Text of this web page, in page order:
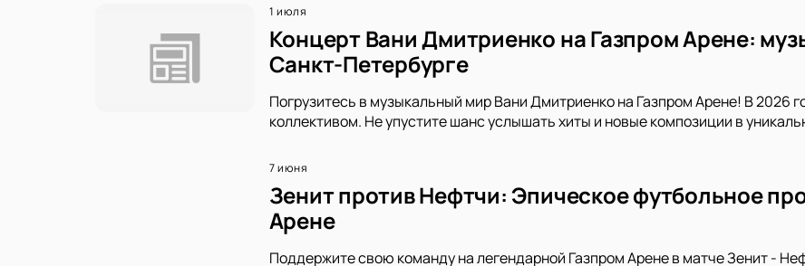
1 июля
Концерт Вани Дмитриенко на Газпром Арене:
Санкт-Петербурге
Погрузитесь в музыкальный мир Вани Дмитриенко на Газпром Арене! В 2026
коллективом. Не упустите шанс услышать хиты и новые композиции в
7 июня
Зенит против Нефтчи: Эпическое футбольное
Арене
Поддержите свою команду на легендарной Газпром Арене в матче Зенит -